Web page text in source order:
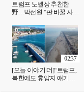
트럼프 노벨상 추천한
野…박선원 “판 바꿀 사람
[오늘 이야기 더]“트럼프,
북한에도 휴양지 얘기했
02:37